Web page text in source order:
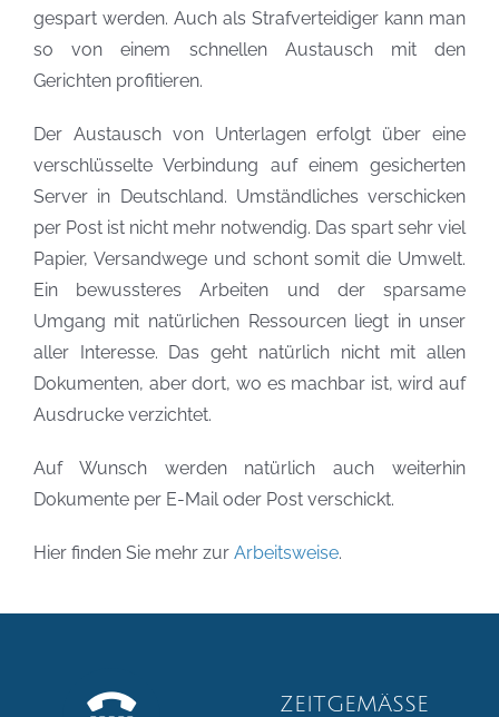
gespart werden. Auch als Strafverteidiger kann man
so von einem schnellen Austausch mit den
Gerichten profitieren.
Der Austausch von Unterlagen erfolgt über eine
verschlüsselte Verbindung auf einem gesicherten
Server in Deutschland. Umständliches verschicken
per Post ist nicht mehr notwendig. Das spart sehr viel
Papier, Versandwege und schont somit die Umwelt.
Ein bewussteres Arbeiten und der sparsame
Umgang mit natürlichen Ressourcen liegt in unser
aller Interesse. Das geht natürlich nicht mit allen
Dokumenten, aber dort, wo es machbar ist, wird auf
Ausdrucke verzichtet.
Auf Wunsch werden natürlich auch weiterhin
Dokumente per E-Mail oder Post verschickt.
Hier finden Sie mehr zur Arbeitsweise.
ZEITGEMÄSSE K